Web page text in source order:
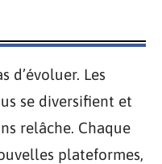
d’évoluer. Les
se diversifient et
relâche. Chaque
plateformes,